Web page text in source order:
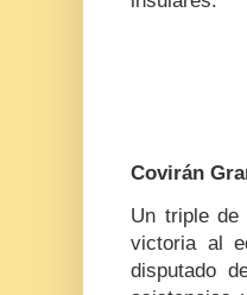
Covirán
Un triple de
victoria al
disputado